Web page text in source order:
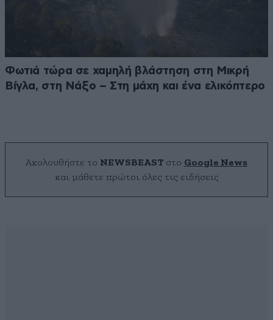
Φωτιά τώρα σε χαμηλή βλάστηση στη Μικρή
Βίγλα, στη Νάξο – Στη μάχη και ένα ελικόπτερο
Ακολουθήστε το NEWSBEAST στο Google News
και μάθετε πρώτοι όλες τις ειδήσεις